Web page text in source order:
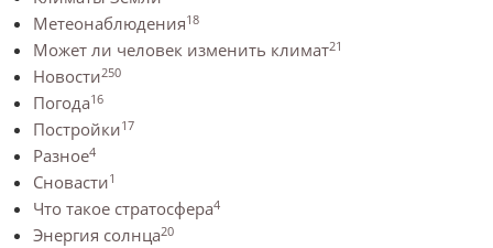
Метеонаблюдения18
Может ли человек изменить климат21
Новости250
Погода16
Постройки17
Разное4
Сновасти1
Что такое стратосфера4
Энергия солнца20